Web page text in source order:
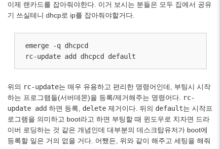
이제 랜카드를 잡아줘야한다. 이거 보시는 분들은 모두 집에서 공유
기 쓰실테니 dhcp로 ip를 잡아줘야할거다.
emerge -q dhcpcd
rc-update add dhcpcd default
위의 rc-update는 매우 유용하고 편리한 명령어인데, 부팅시 시작
하는 프로그램들(서버데몬)을 등록/제거해주는 명령어다. rc-
update add 하면 등록, delete 제거이다. 뒤의 default는 시작프
로그램을 의미하고 boot라고 하면 부팅할 때 윈도우로 치자면 드라
이버 로딩하는 것 같은 개념인데 대부분의 데스크탑유저가 boot에
등록할 일은 거의 없을 거다. 어쨌든, 위와 같이 해주고 세팅을 해줘